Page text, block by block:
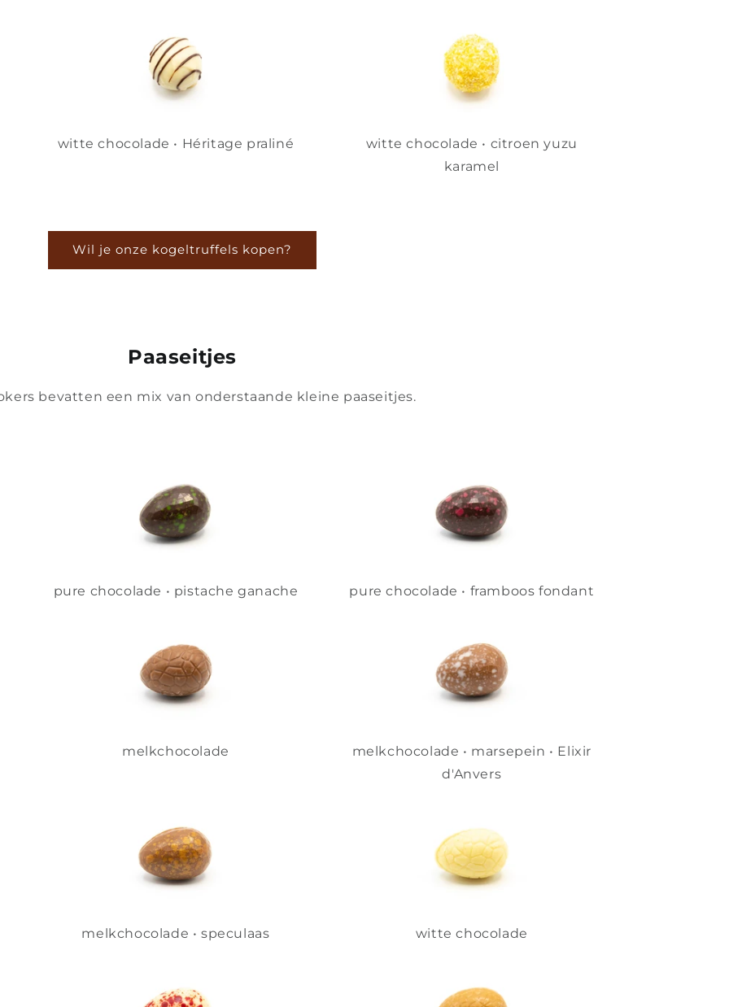
witte chocolade • Héritage praliné
witte chocolade • citroen yuzu
karamel
Wil je onze kogeltruffels kopen?
Paaseitjes
bevatten een mix van onderstaande kleine paaseitjes.
pure chocolade • pistache ganache pure chocolade • framboos fondant
melkchocolade
melkchocolade • marsepein • Elixir
d'Anvers
melkchocolade • speculaas witte chocolade